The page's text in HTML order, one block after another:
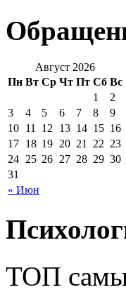
Август 2026
Пн Вт Ср Чт Пт Сб Вс
« Июн
1
2
3
4 5 6 7 8
9
10 11 12 13 14 15 16
17 18 19 20 21 22 23
24 25 26 27 28 29 30
31
ТОП